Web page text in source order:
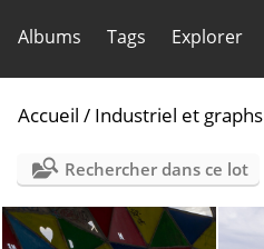
Albums Tags Explorer
Accueil / Industriel et graphs
Rechercher dans ce lot